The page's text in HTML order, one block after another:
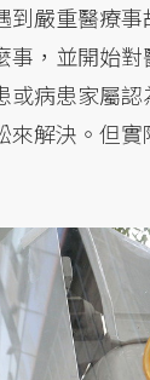
嚴重醫療
，並開始
病患家屬
解決。但